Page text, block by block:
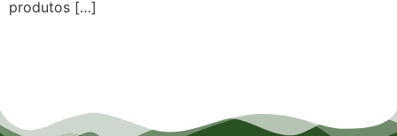
produtos […]